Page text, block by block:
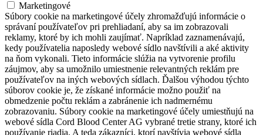
Marketingové
Súbory cookie na marketingové účely zhromažďujú informácie o
správaní používateľov pri prehliadaní, aby sa im zobrazovali
reklamy, ktoré by ich mohli zaujímať. Napríklad zaznamenávajú,
kedy používatelia naposledy webové sídlo navštívili a aké aktivity
na ňom vykonali. Tieto informácie slúžia na vytvorenie profilu
záujmov, aby sa umožnilo umiestnenie relevantných reklám pre
používateľov na iných webových sídlach. Ďalšou výhodou týchto
súborov cookie je, že získané informácie možno použiť na
obmedzenie počtu reklám a zabránenie ich nadmernému
zobrazovaniu. Súbory cookie na marketingové účely umiestňujú na
webové sídla Cord Blood Center AG vybrané tretie strany, ktoré ich
používanie riadia. A teda zákazníci, ktorí navštívia webové sídla